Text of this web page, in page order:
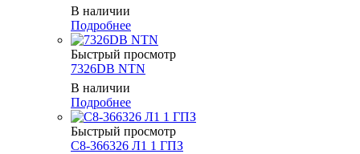
В наличии
Подробнее
Быстрый просмотр
7326DB NTN
В наличии
Подробнее
Быстрый просмотр
С8-366326 Л1 1 ГПЗ